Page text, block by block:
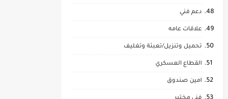
دعم فني
علاقات عامه
تحميل وتنزيل/تعبئة وتغليف
القطاع العسكري
امين صندوق